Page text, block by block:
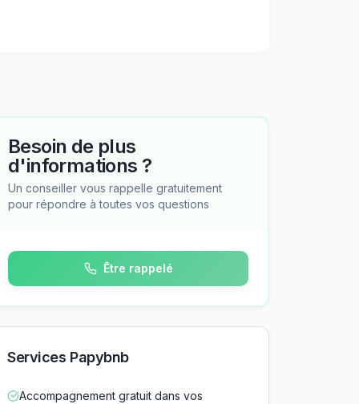
Besoin de plus
d'informations ?
Un conseiller vous rappelle gratuitement
pour répondre à toutes vos questions
Être rappelé
Services Papybnb
Accompagnement gratuit dans vos